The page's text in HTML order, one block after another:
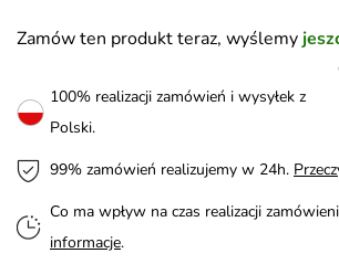
Zamów ten produkt teraz, wyślemy
100% realizacji zamówień i wysyłek z
Polski.
99% zamówień realizujemy w 24h.
Co ma wpływ na czas realizacji
informacje.